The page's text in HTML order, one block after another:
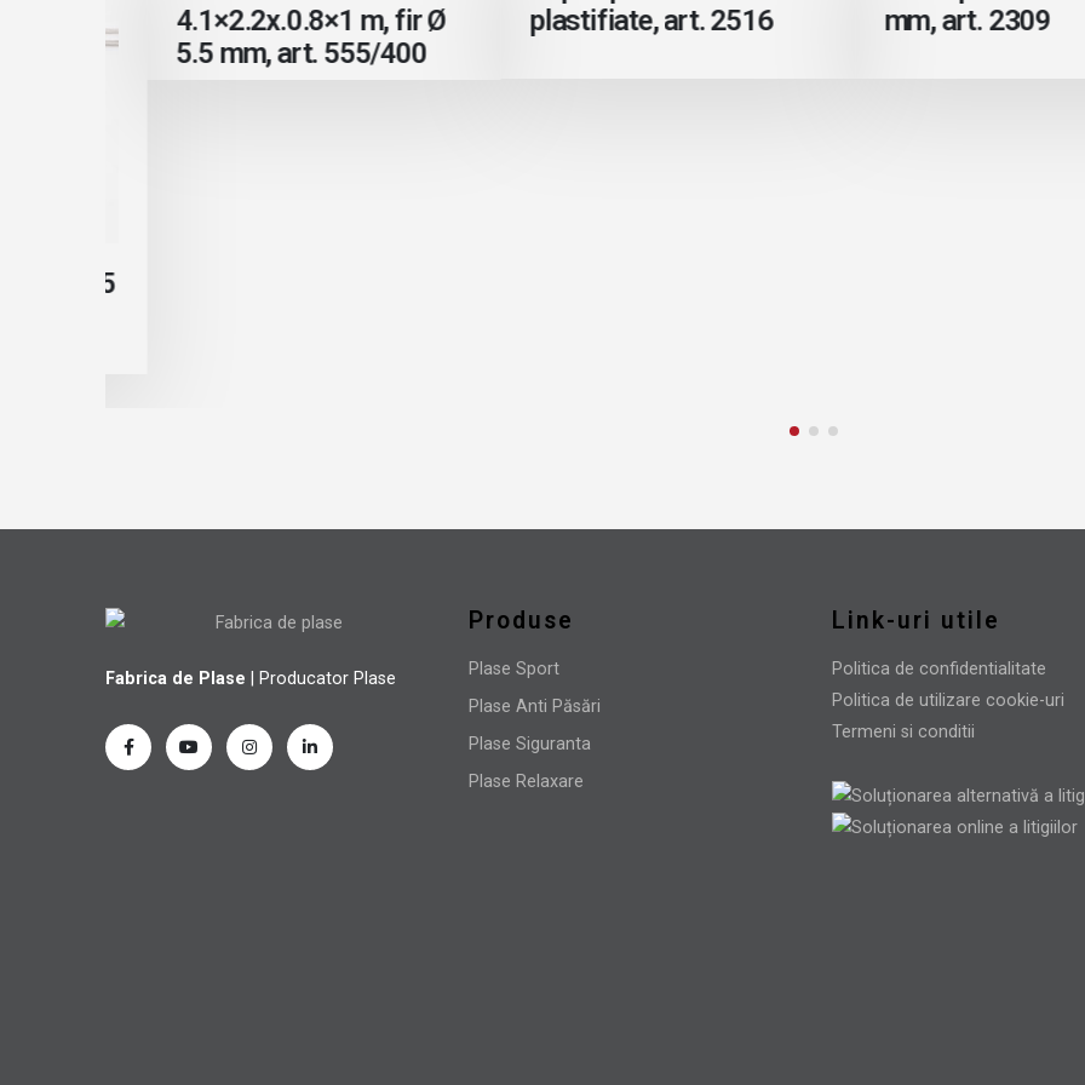
4.1×2.2x.0.8×1 m, fir Ø
5.5 mm, art. 555/400
plastifiate, art. 2516
mm, art. 2309
Fabrica de Plase | Producator Plase
Produse
Plase Sport
Plase Anti Păsări
Plase Siguranta
Plase Relaxare
Link-uri utile
Politica de confidentialitate
Politica de utilizare cookie-uri
Termeni si conditii